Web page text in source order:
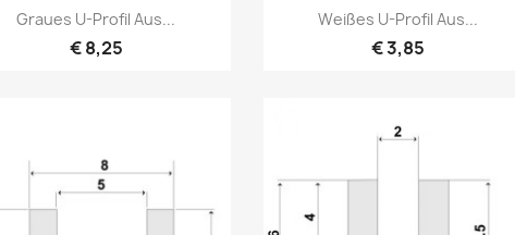
Vorschau
Graues U-Profil Aus...
€ 8,25
Vorschau
Weißes U-Profil Aus...
€ 3,85